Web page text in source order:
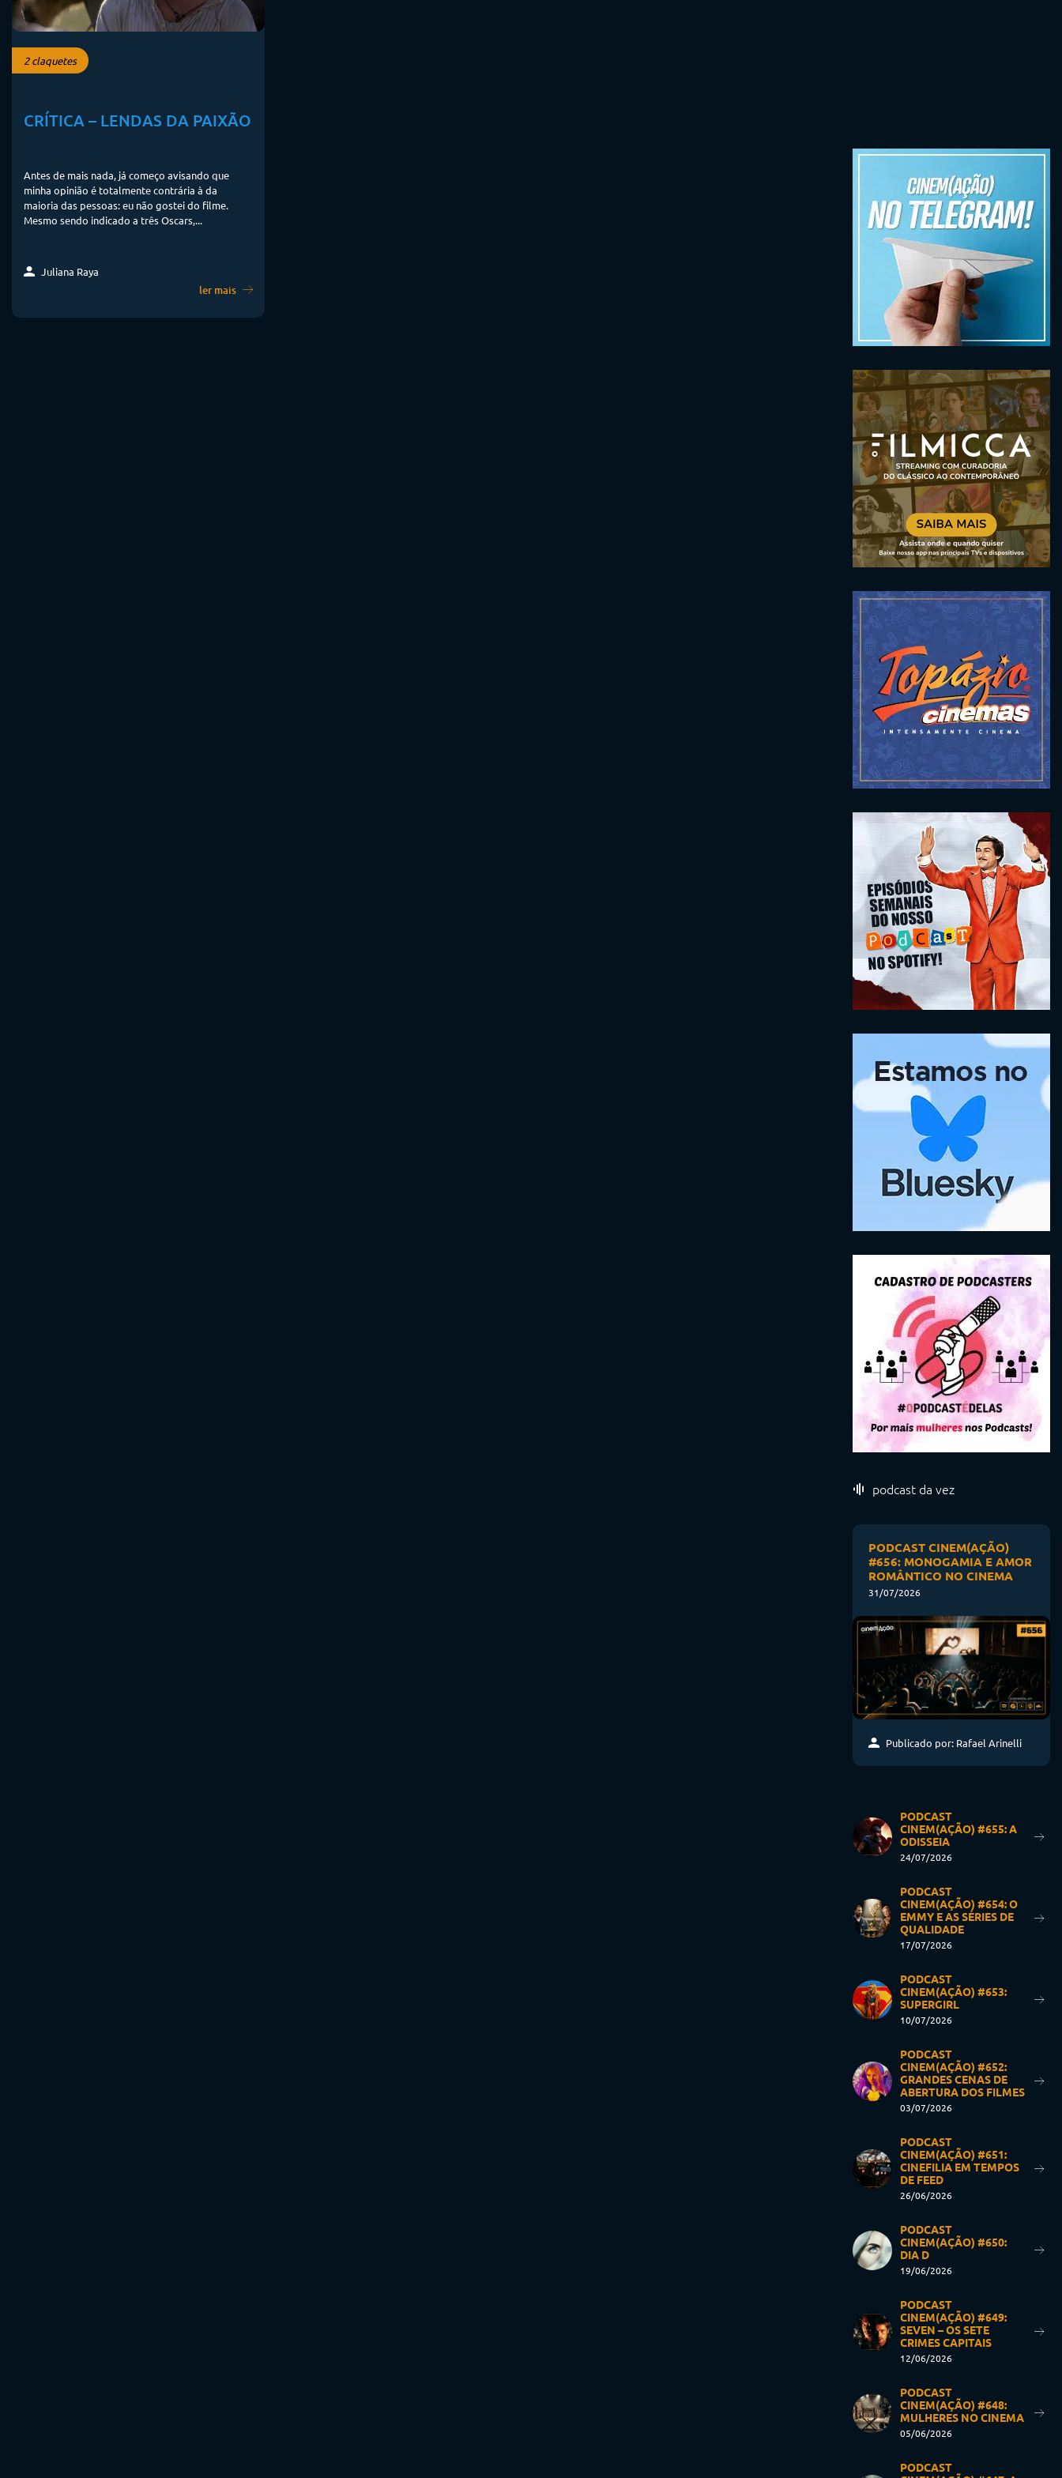
2 claquetes
CRÍTICA – LENDAS DA PAIXÃO
Antes de mais nada, já começo avisando que
minha opinião é totalmente contrária à da
maioria das pessoas: eu não gostei do filme.
Mesmo sendo indicado a três Oscars,...
Juliana Raya
ler mais
podcast da vez
PODCAST CINEM(AÇÃO)
#656: MONOGAMIA E AMOR
ROMÂNTICO NO CINEMA
31/07/2026
Publicado por: Rafael Arinelli
PODCAST
CINEM(AÇÃO) #655: A
ODISSEIA
24/07/2026
PODCAST
CINEM(AÇÃO) #654: O
EMMY E AS SÉRIES DE
QUALIDADE
17/07/2026
PODCAST
CINEM(AÇÃO) #653:
SUPERGIRL
10/07/2026
PODCAST
CINEM(AÇÃO) #652:
GRANDES CENAS DE
ABERTURA DOS FILMES
03/07/2026
PODCAST
CINEM(AÇÃO) #651:
CINEFILIA EM TEMPOS
DE FEED
26/06/2026
PODCAST
CINEM(AÇÃO) #650:
DIA D
19/06/2026
PODCAST
CINEM(AÇÃO) #649:
SEVEN – OS SETE
CRIMES CAPITAIS
12/06/2026
PODCAST
CINEM(AÇÃO) #648:
MULHERES NO CINEMA
05/06/2026
PODCAST